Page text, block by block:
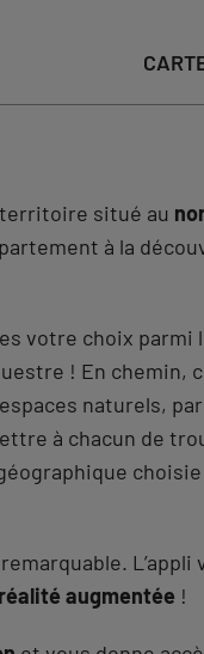
territoire situé au
à la
votre choix parmi
! En chemin,
naturels,
à chacun de
réalité augmentée !